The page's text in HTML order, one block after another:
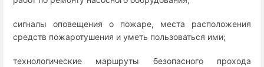
сигналы оповещения о пожаре, места расположения
средств пожаротушения и уметь пользоваться ими;
технологические маршруты безопасного прохода